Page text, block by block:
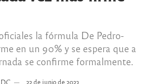
la fórmula De Pedro-
en un 90% y se espera que a
se confirme formalmente.
22 de junio de 2023